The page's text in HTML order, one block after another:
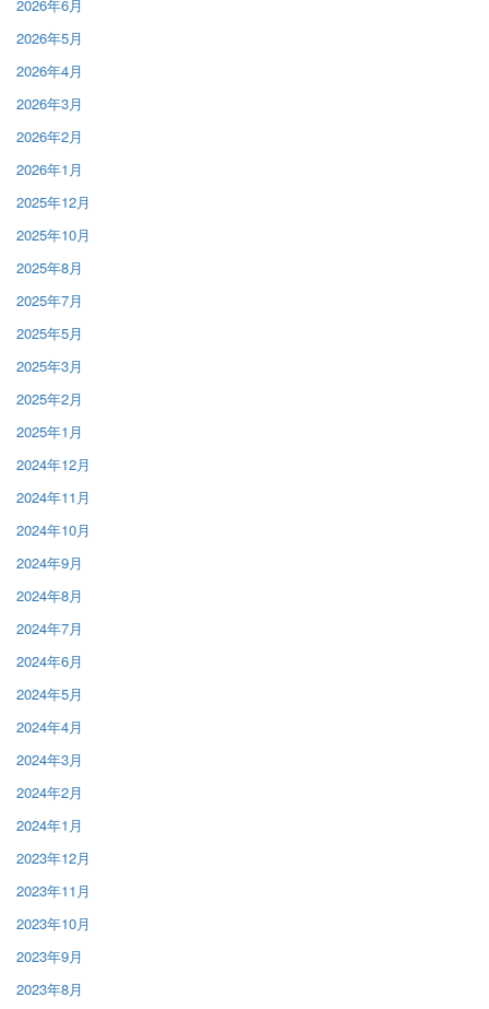
2026年6月
2026年5月
2026年4月
2026年3月
2026年2月
2026年1月
2025年12月
2025年10月
2025年8月
2025年7月
2025年5月
2025年3月
2025年2月
2025年1月
2024年12月
2024年11月
2024年10月
2024年9月
2024年8月
2024年7月
2024年6月
2024年5月
2024年4月
2024年3月
2024年2月
2024年1月
2023年12月
2023年11月
2023年10月
2023年9月
2023年8月